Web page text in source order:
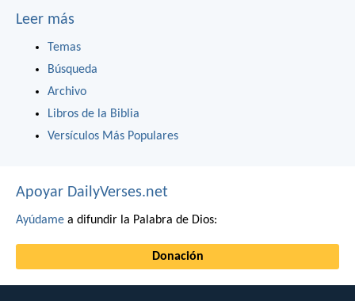
Leer más
Temas
Búsqueda
Archivo
Libros de la Biblia
Versículos Más Populares
Apoyar DailyVerses.net
Ayúdame a difundir la Palabra de Dios:
Donación